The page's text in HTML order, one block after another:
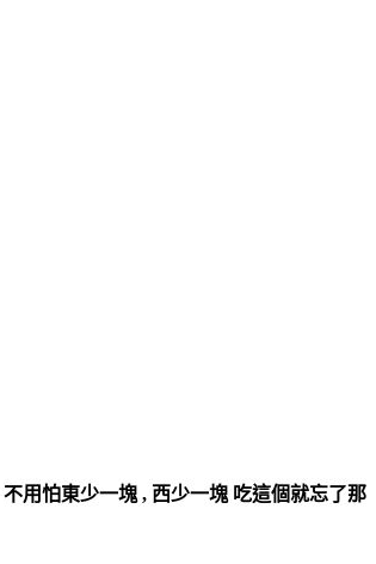
不用怕東少一塊 , 西少一塊 吃這個就忘了那